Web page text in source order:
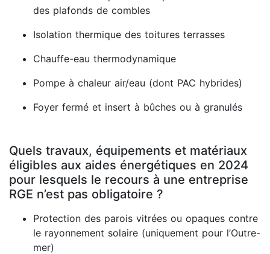
des plafonds de combles
Isolation thermique des toitures terrasses
Chauffe-eau thermodynamique
Pompe à chaleur air/eau (dont PAC hybrides)
Foyer fermé et insert à bûches ou à granulés
Quels travaux, équipements et matériaux
éligibles aux aides énergétiques en 2024
pour lesquels le recours à une entreprise
RGE n’est pas obligatoire ?
Protection des parois vitrées ou opaques contre
le rayonnement solaire (uniquement pour l’Outre-
mer)